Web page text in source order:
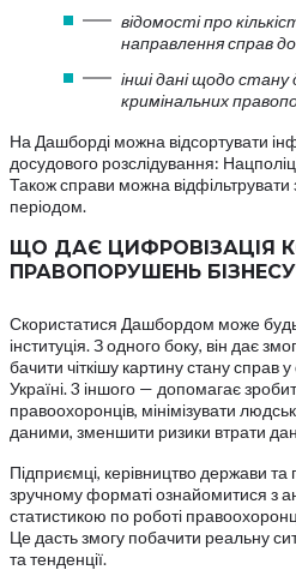
відомості про
направлення справ
інші дані щодо стану
кримінальних
На Дашборді можна відсортувати
досудового розслідування:
Також справи можна
періодом.
ЩО ДАЄ ЦИФРОВІЗАЦІЯ
ПРАВОПОРУШЕНЬ
Скористатися Дашбордом може
інституція. З одного боку, він дає
бачити чіткішу картину стану справ
Україні. 3 іншого — допомагає
правоохоронців, мінімізувати
даними, зменшити ризики втрати
Підприємці, керівництво держави та
зручному форматі ознайомитися з
статистикою по роботі
Це дасть змогу побачити реальну
та тенденції.